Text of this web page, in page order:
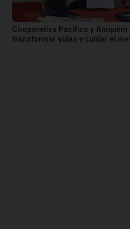
Cooperativa Pacífico y Aniquem
transformar vidas y cuidar el